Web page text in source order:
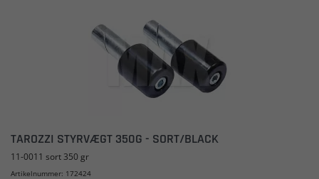
TAROZZI STYRVÆGT 350G - SORT/BLACK
11-0011 sort 350 gr
Artikelnummer: 172424